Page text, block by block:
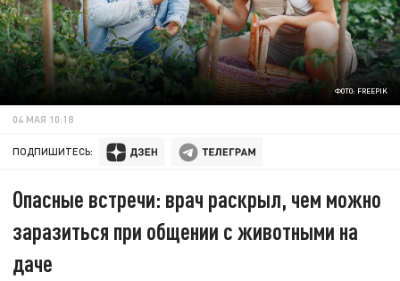
ФОТО: FREEPIK
04 МАЯ 10:18
ПОДПИШИТЕСЬ:
Опасные встречи: врач раскрыл, чем можно
заразиться при общении с животными на
даче